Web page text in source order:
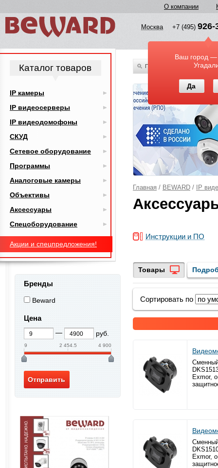
О компании
Москва +7 (495) 926-
Ваш город —
Да
По всему каталогу
Главная / BEWARD / IP
Инструкции и ПО
Товары
Сортировать по
Exmor,
Exmor,
Каталог товаров
IP камеры
IP видеосерверы
IP видеодомофоны
СКУД
Сетевое оборудование
Программы
Аналоговые камеры
Объективы
Аксессуары
Спецоборудование
Акции и спецпредложения!
Бренды
Beward
Цена
руб.
9 2 454.5 4 900